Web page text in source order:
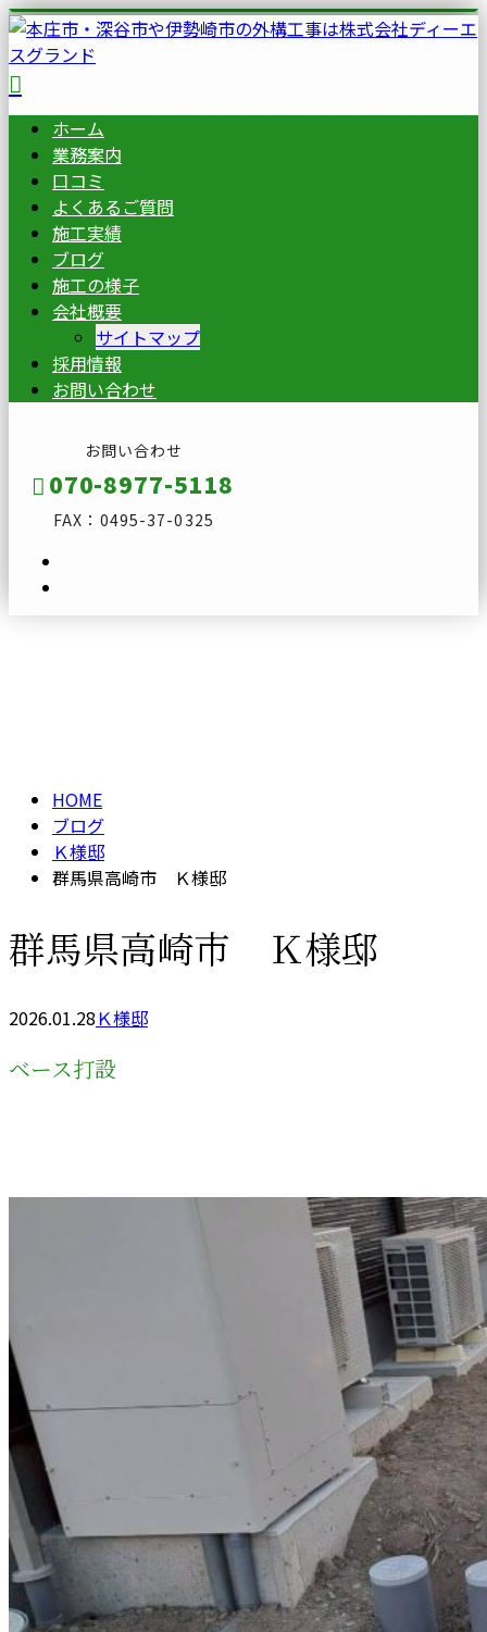
ホーム
業務案内
口コミ
よくあるご質問
施工実績
ブログ
施工の様子
会社概要
サイトマップ
採用情報
お問い合わせ
お問い合わせ
070-8977-5118
FAX：0495-37-0325
HOME
ブログ
Ｋ様邸
群馬県高崎市 Ｋ様邸
群馬県高崎市 Ｋ様邸
2026.01.28Ｋ様邸
ベース打設